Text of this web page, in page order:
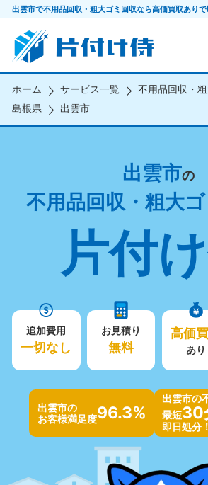
出雲市で不用品回収・粗大ゴミ回収なら高価買取あり
ホーム サービス一覧
不用品回収・
島根県
出雲市
出雲市の
不用品回収・粗大
片付
追加費用
一切なし
お見積り
無料
高価
あり
出雲市の
お客様満足度96.3%
出雲市の
最短30
即日処分！